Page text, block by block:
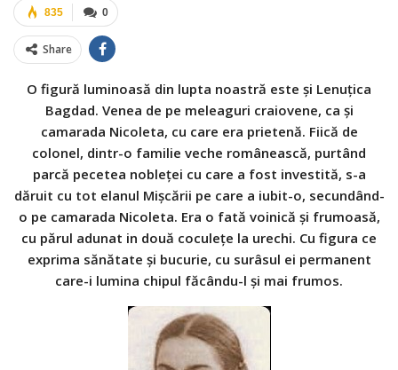
0
835
Share
O figură luminoasă din lupta noastră este şi Lenuțica
Bagdad. Venea de pe meleaguri craiovene, ca şi
camarada Nicoleta, cu care era prietenă. Fiică de
colonel, dintr-o familie veche românească, purtând
parcă pecetea nobleței cu care a fost investită, s-a
dăruit cu tot elanul Mişcării pe care a iubit-o, secundând-
o pe camarada Nicoleta. Era o fată voinică şi frumoasă,
cu părul adunat in două coculețe la urechi. Cu figura ce
exprima sănătate şi bucurie, cu surâsul ei permanent
care-i lumina chipul făcându-l şi mai frumos.